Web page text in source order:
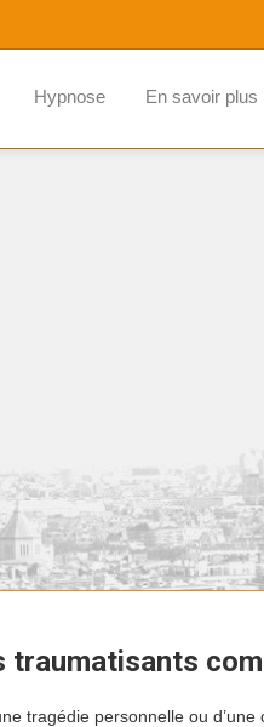
Hypnose En savoir plus
traumatisants
tragédie personnelle ou